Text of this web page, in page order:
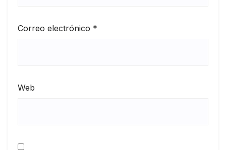
Correo electrónico *
Web